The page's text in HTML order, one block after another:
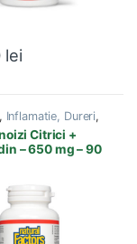
lei
Inflamatie, Dureri,
Factors
Citrici +
– 650 mg – 90